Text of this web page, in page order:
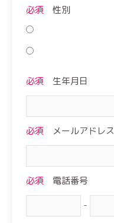
必須
性別
必須 生年月日
必須 メールアドレス
必須
電話番号
-